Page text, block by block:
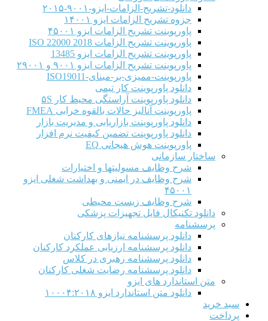
دانلود-تشریح-الزامات-ایزو-۹۰۰۱-۲۰۱۵
جزوه تشریح الزامات ایزو ۱۴۰۰۱
پاورپوینت تشریح الزامات ایزو ۴۵۰۰۱
پاورپوینت تشریح الزامات ISO 22000 2018
پاورپوینت تشریح الزامات ایزو 13485
پاورپوینت تشریح الزامات ایزو ۹۰۰۱ و ۲۹۰۰۱
پاورپوینت-ممیزی-بر-مبنای-ISO19011
دانلود پاورپوینت کار تیمی
دانلود پاورپوینت آراستگی محیط کار ۵S
پاورپوینت آنالیز حالات بالقوه خرابی FMEA
دانلود پاورپوینت بازاریابی و مدیریت بازار
دانلود پاورپوینت تضمین کیفیت نرم افزار
پاورپوینت هوش هیجانی EQ
ساختار سازمانی
شرح وظايف مسوليتها و اختيارات
شرح وظایف در ایمنی و بهداشت شغلی ایزو
۴۵۰۰۱
شرح وظایف زیست محیطی
دانلود تکنیکال فایل تجهیزات پزشکی
پرسشنامه
دانلود پرسشنامه نیازهای کارکنان
دانلود پرسشنامه ارزیابی عملکرد کارکنان
دانلود پرسشنامه رهبری در کلاس
دانلود پرسشنامه رضایت شغلی کارکنان
متن استاندارد های ایزو
دانلود متن استاندارد ایزو ۱۰۰۰۴:۲۰۱۸
سبد خرید
پرداخت